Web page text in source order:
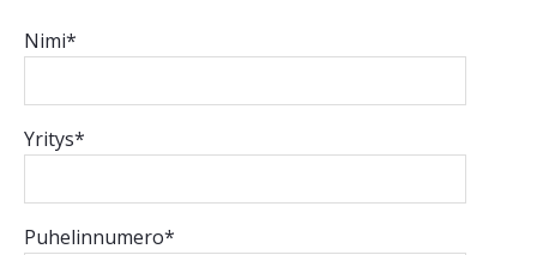
Nimi*
Yritys*
Puhelinnumero*